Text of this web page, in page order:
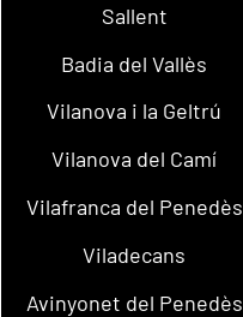
Sallent
Badia del Vallès
Vilanova i la Geltrú
Vilanova del Camí
Vilafranca del Penedès
Viladecans
Avinyonet del Penedès